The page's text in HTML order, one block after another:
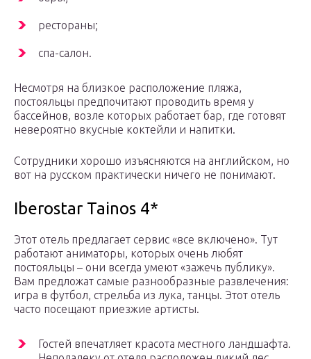
рестораны;
спа-салон.
Несмотря на близкое расположение пляжа,
постояльцы предпочитают проводить время у
бассейнов, возле которых работает бар, где готовят
невероятно вкусные коктейли и напитки.
Сотрудники хорошо изъясняются на английском, но
вот на русском практически ничего не понимают.
Iberostar Tainos 4*
Этот отель предлагает сервис «все включено». Тут
работают аниматоры, которых очень любят
постояльцы – они всегда умеют «зажечь публику».
Вам предложат самые разнообразные развлечения:
игра в футбол, стрельба из лука, танцы. Этот отель
часто посещают приезжие артисты.
Гостей впечатляет красота местного ландшафта.